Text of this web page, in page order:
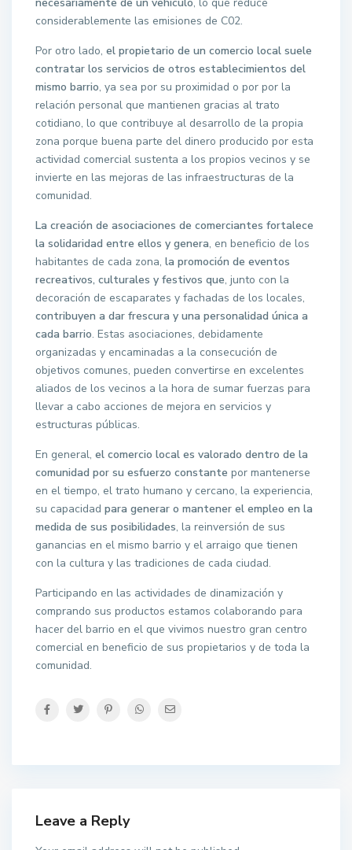
considerablemente las emisiones de C02.
Por otro lado,el propietario de un comercio local suele
contratar los servicios de otros establecimientos del
mismo barrio, ya sea por su proximidad o por por la
relación personal que mantienen gracias al trato
cotidiano, lo que contribuye al desarrollo de la propia
zona porque buena parte del dinero producido por esta
actividad comercial sustenta a los propios vecinos y se
invierte en las mejoras de las infraestructuras de la
comunidad.
La creación de asociaciones de comerciantes fortalece
la solidaridad entre ellos y genera, en beneficio de los
habitantes de cada zona,la promoción de eventos
recreativos, culturales y festivos que, junto con la
decoración de escaparates y fachadas de los locales,
contribuyen a dar frescura y una personalidad única a
cada barrio. Estas asociaciones, debidamente
organizadas y encaminadas a la consecución de
objetivos comunes, pueden convertirse en excelentes
aliados de los vecinos a la hora de sumar fuerzas para
llevar a cabo acciones de mejora en servicios y
estructuras públicas.
En general,el comercio local es valorado dentro de la
comunidad por su esfuerzo constante por mantenerse
en el tiempo, el trato humano y cercano, la experiencia,
su capacidadpara generar o mantener el empleo en la
medida de sus posibilidades, la reinversión de sus
ganancias en el mismo barrio y el arraigo que tienen
con la cultura y las tradiciones de cada ciudad.
Participando en las actividades de dinamización y
comprando sus productos estamos colaborando para
hacer del barrio en el que vivimos nuestro gran centro
comercial en beneficio de sus propietarios y de toda la
comunidad.
Leave a Reply